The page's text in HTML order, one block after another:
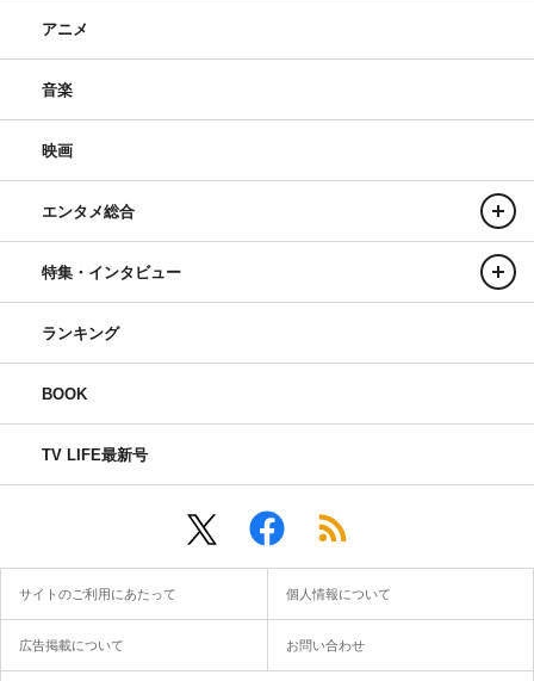
アニメ
音楽
映画
エンタメ総合
特集・インタビュー
ランキング
BOOK
TV LIFE最新号
サイトのご利用にあたって 個人情報について
広告掲載について お問い合わせ